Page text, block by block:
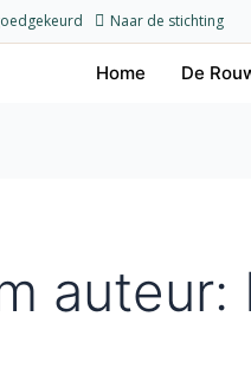
Naar de stichting
Home De
auteur: